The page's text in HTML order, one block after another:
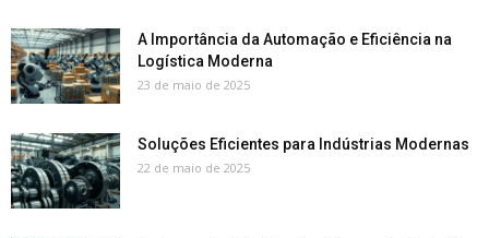
A Importância da Automação e Eficiência na
Logística Moderna
23 de maio de 2025
Soluções Eficientes para Indústrias Modernas
22 de maio de 2025